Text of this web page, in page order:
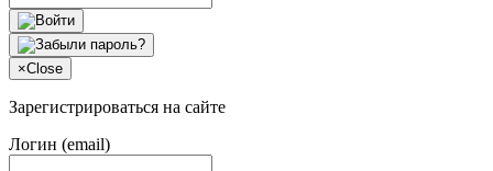
×Close
Зарегистрироваться на сайте
Логин (email)